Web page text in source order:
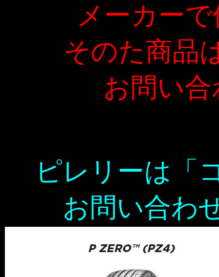
メーカー
そのた商品
お問い
ピレリーは「
お問い合わ